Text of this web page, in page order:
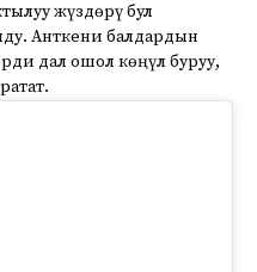
жүздөрү бул
Анткени балдардын
дал ошол көңүл буруу,